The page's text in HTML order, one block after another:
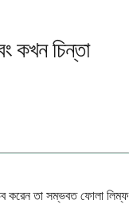
কখন চিন্তা
করেন তা সম্ভবত ফোলা লিম্ফ